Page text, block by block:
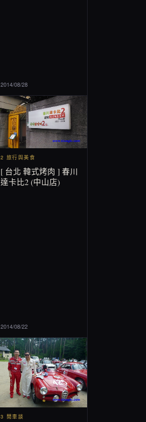
2014/08/28
2 旅行與美食
[ 台北 韓式烤肉 ] 春川
達卡比2 (中山店)
2014/08/22
3 閒車談